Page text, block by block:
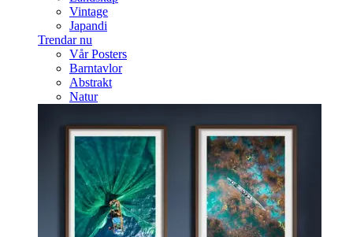
Vintage
Japandi
Trendar nu
Vår Posters
Barntavlor
Abstrakt
Natur